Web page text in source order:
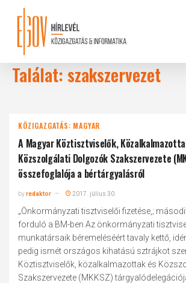
content
Találat: szakszervezet
KÖZIGAZGATÁS: MAGYAR
A Magyar Köztisztviselők,
Közszolgálati Dolgozók Szakszervezete
összefoglalója a bértárgyalásról
byredaktor 2017. július 30.
„Önkormányzati tisztviselői fizetése,;
forduló a BM-ben Az önkormányzati
munkatársaik béremeléséért tavaly kettő,
pedig ismét országos kihatású sztrájkot
Köztisztviselők, közalkalmazottak és
Szakszervezete (MKKSZ)